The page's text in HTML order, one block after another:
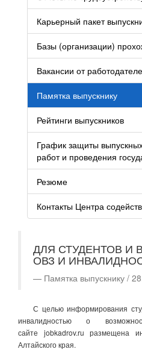
Карьерный пакет
Базы (организации)
Вакансии от
Памятка выпускнику
Рейтинги выпускников
График защиты
работ и проведения
Резюме
Контакты Центра
ДЛЯ СТУДЕНТОВ И
ОВЗ И
Памятка выпускнику /
С целью информирования
инвалидностью о
сайте jobkadrov.ru размещена
Алтайского края.